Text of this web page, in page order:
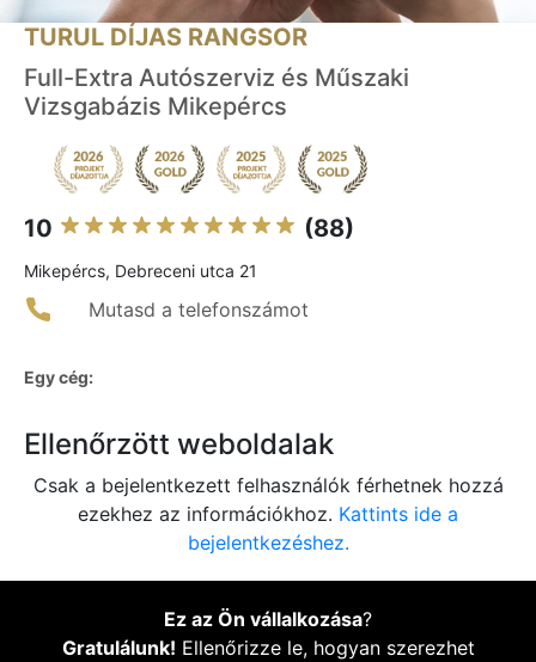
TURUL DÍJAS RANGSOR
Full-Extra Autószerviz és Műszaki
Vizsgabázis Mikepércs
10 (88)
Mikepércs, Debreceni utca 21
Mutasd a telefonszámot
Egy cég:
Ellenőrzött weboldalak
Csak a bejelentkezett felhasználók férhetnek hozzá
ezekhez az információkhoz. Kattints ide a
bejelentkezéshez.
Ez az Ön vállalkozása?
Gratulálunk! Ellenőrizze le, hogyan szerezhet